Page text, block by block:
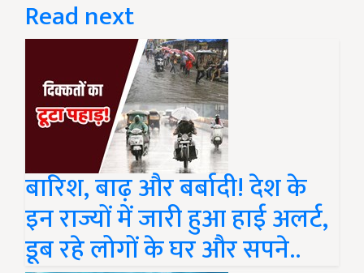
Read next
बारिश, बाढ़ और बर्बादी! देश के
इन राज्यों में जारी हुआ हाई अलर्ट,
डूब रहे लोगों के घर और सपने..